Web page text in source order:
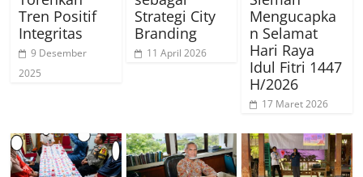
Tren Positif
Integritas
9 Desember
2025
Strategi City
Branding
11 April 2026
Mengucapka
n Selamat
Hari Raya
Idul Fitri 1447
H/2026
17 Maret 2026